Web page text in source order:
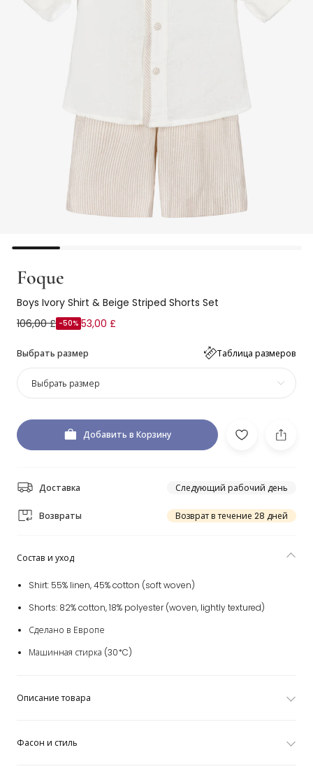
Foque
Boys Ivory Shirt & Beige Striped Shorts Set
106,00 £ -50% 53,00 £
Выбрать размер Таблица размеров
Выбрать размер
Добавить в Корзину
Доставка Следующий рабочий день
Возвраты Возврат в течение 28 дней
Состав и уход
Shirt: 55% linen, 45% cotton (soft woven)
Shorts: 82% cotton, 18% polyester (woven, lightly textured)
Сделано в Европе
Машинная стирка (30*C)
Описание товара
Фасон и стиль